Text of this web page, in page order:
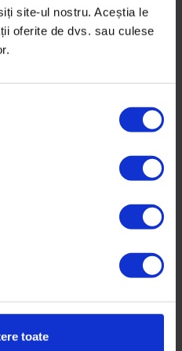
site-ul nostru. Aceștia le
oferite de dvs. sau culese
toate
în
găsit anul acesta pentru
lecțiile învățate în